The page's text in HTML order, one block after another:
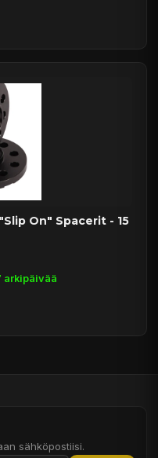
On" Spacerit - 15
arkipäivää
sähköpostiisi.